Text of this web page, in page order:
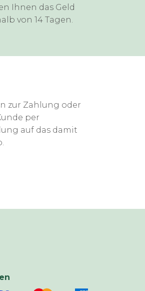
Ihnen das Geld
von 14 Tagen.
zur Zahlung oder
per
auf das damit